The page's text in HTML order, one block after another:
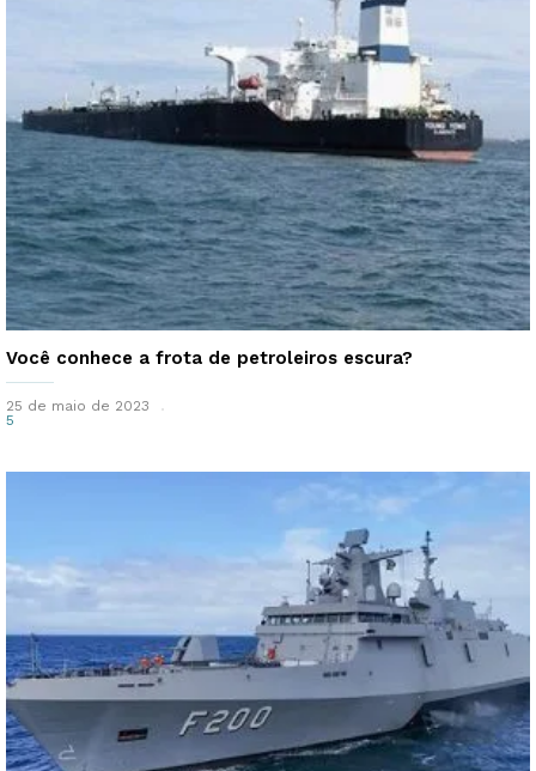
Você conhece a frota de petroleiros escura?
25 de maio de 2023
5